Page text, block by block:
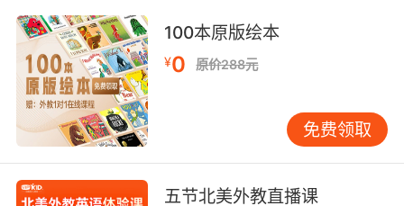
他们的记忆力。例如，通过将字母与图像、声音
等多种感官刺激结合起来，可以帮助孩子们更好
地记忆字母的发音。研究表明，多感官学习能够
显著提高记忆效果，因此，趣味26字母发音不仅
是学习字母发音的有效方法，更是提升记忆力的
重要途径。 此外，通过反复练习和复习，孩子们
可以逐渐巩固所学知识，从而提高他们的记忆能
力。例如，通过每天朗读字母歌、玩字母游戏等
100本原版绘本
¥0 原价288元
免费领取
五节北美外教直播课